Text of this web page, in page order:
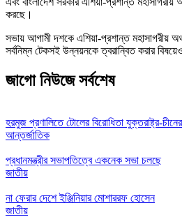
করছে।
সভায় আগামী দশকে এশিয়া-প্রশান্ত মহাসাগরীয়
সর্বনিম্ন টেকসই উন্নয়নকে ত্বরান্বিত করার
জাগো নিউজে সর্বশেষ
হরমুজ প্রণালিতে টোলের বিরোধিতা যুক্তরাষ্ট্র-চীনের
আন্তর্জাতিক
প্রধানমন্ত্রীর সভাপতিত্বে একনেক সভা চলছে
জাতীয়
না ফেরার দেশে ইঞ্জিনিয়ার মোশাররফ হোসেন
জাতীয়